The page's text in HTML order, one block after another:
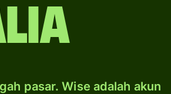
pasar. Wise adalah akun